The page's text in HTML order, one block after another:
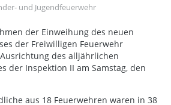
und Jugendfeuerwehr
der Einweihung des neuen
der Freiwilligen Feuerwehr
des alljährlichen
der Inspektion II am Samstag, den
aus 18 Feuerwehren waren in 38